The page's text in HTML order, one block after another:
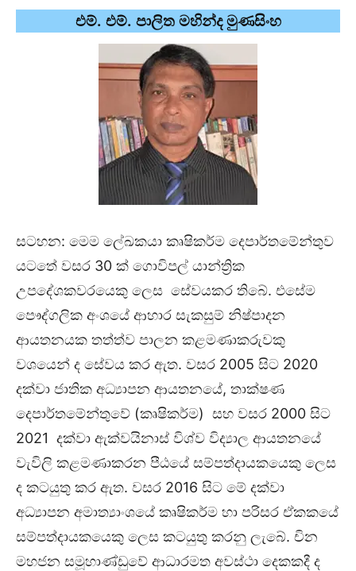
එම්. එම්. පාලිත මහින්ද මුණසිංහ
සටහන: මෙම ලේඛකයා කෘෂිකර්ම දෙපාර්තමේන්තුව
යටතේ වසර 30 ක් ගොවිපල් යාන්ත්‍රික
උපදේශකවරයෙකු ලෙස සේවයකර තිබේ. එසේම
පෞද්ගලික අංශයේ ආහාර සැකසුම් නිෂ්පාදන
ආයතනයක තත්ත්ව පාලන කළමණාකරුවකු
වශයෙන් ද සේවය කර ඇත. වසර 2005 සිට 2020
දක්වා ජාතික අධ්‍යාපන ආයතනයේ, තාක්ෂණ
දෙපාර්තමේන්තුවේ (කෘෂිකර්ම) සහ වසර 2000 සිට
2021 දක්වා ඇක්වයිනාස් විශ්ව විද්‍යාල ආයතනයේ
වැවිලි කළමණාකරන පීඨයේ සම්පත්දායකයෙකු ලෙස
ද කටයුතු කර ඇත. වසර 2016 සිට මේ දක්වා
අධ්‍යාපන අමාත්‍යාංශයේ කෘෂිකර්ම හා පරිසර ඒකකයේ
සම්පත්දායකයෙකු ලෙස කටයුතු කරනු ලැබේ. චින
මහජන සමූහාණ්ඩුවේ ආධාරමත අවස්ථා දෙකකදී ද